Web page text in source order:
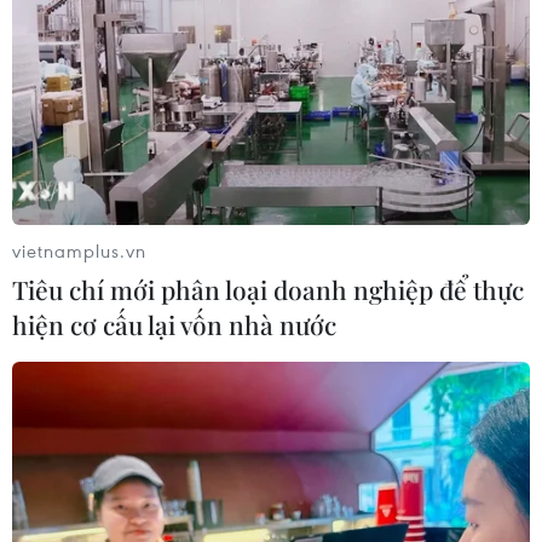
05/08/2026 14:58
Thực hiện các nhiệm vụ trọng tâm
trong năm học 2026-2027
05/08/2026 13:13
Thi lại ở Tuyên Quang: Thí
sinh vẫn được xét tuyển đại học theo
nguyện vọng đã đăng ký
Thứ trưởng Bộ GD-ĐT: Thi lại không
phải để xóa bỏ trách nhiệm của thí
sinh
vietnamplus.vn
Tiêu chí mới phân loại doanh nghiệp để thực
hiện cơ cấu lại vốn nhà nước